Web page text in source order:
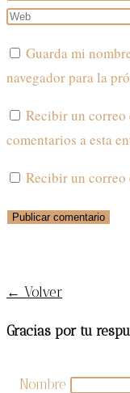
nombre
nombre
de
usuario
para
tu
de
correo
electrónico
para
Introduce
URL
de
tu
web
Guarda mi
navegador para la
Recibir un
comentarios a esta
Recibir un correo
← Volver
Gracias por tu
Nombre